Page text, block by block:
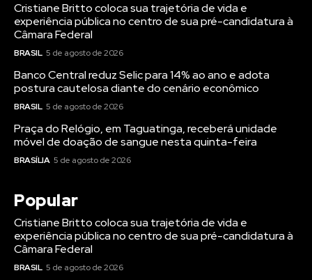
Cristiane Britto coloca sua trajetória de vida e
experiência pública no centro de sua pré-candidatura à
Câmara Federal
BRASIL 5 de agosto de 2026
Banco Central reduz Selic para 14% ao ano e adota
postura cautelosa diante do cenário econômico
BRASIL 5 de agosto de 2026
Praça do Relógio, em Taguatinga, receberá unidade
móvel de doação de sangue nesta quinta-feira
BRASÍLIA 5 de agosto de 2026
Popular
Cristiane Britto coloca sua trajetória de vida e
experiência pública no centro de sua pré-candidatura à
Câmara Federal
BRASIL 5 de agosto de 2026